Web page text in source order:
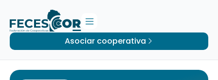
Asociar cooperativa